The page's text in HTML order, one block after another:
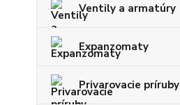
Ventily a armatúry
Expanzomaty
Privarovacie príruby